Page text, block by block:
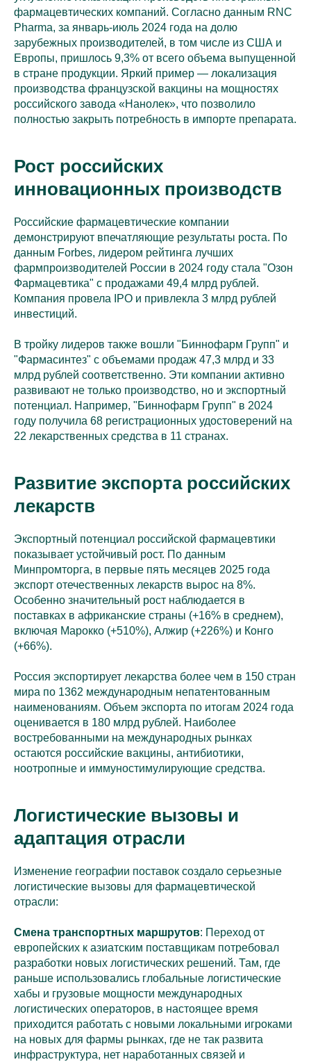
фармацевтических компаний. Согласно данным RNC
Pharma, за январь-июль 2024 года на долю
зарубежных производителей, в том числе из США и
Европы, пришлось 9,3% от всего объема выпущенной
в стране продукции. Яркий пример — локализация
производства французской вакцины на мощностях
российского завода «Нанолек», что позволило
полностью закрыть потребность в импорте препарата.
Рост российских
инновационных производств
Российские фармацевтические компании
демонстрируют впечатляющие результаты роста. По
данным Forbes, лидером рейтинга лучших
фармпроизводителей России в 2024 году стала "Озон
Фармацевтика" с продажами 49,4 млрд рублей.
Компания провела IPO и привлекла 3 млрд рублей
инвестиций.
В тройку лидеров также вошли "Биннофарм Групп" и
"Фармасинтез" с объемами продаж 47,3 млрд и 33
млрд рублей соответственно. Эти компании активно
развивают не только производство, но и экспортный
потенциал. Например, "Биннофарм Групп" в 2024
году получила 68 регистрационных удостоверений на
22 лекарственных средства в 11 странах.
Развитие экспорта российских
лекарств
Экспортный потенциал российской фармацевтики
показывает устойчивый рост. По данным
Минпромторга, в первые пять месяцев 2025 года
экспорт отечественных лекарств вырос на 8%.
Особенно значительный рост наблюдается в
поставках в африканские страны (+16% в среднем),
включая Марокко (+510%), Алжир (+226%) и Конго
(+66%).
Россия экспортирует лекарства более чем в 150 стран
мира по 1362 международным непатентованным
наименованиям. Объем экспорта по итогам 2024 года
оценивается в 180 млрд рублей. Наиболее
востребованными на международных рынках
остаются российские вакцины, антибиотики,
ноотропные и иммуностимулирующие средства.
Логистические вызовы и
адаптация отрасли
Изменение географии поставок создало серьезные
логистические вызовы для фармацевтической
отрасли:
Смена транспортных маршрутов: Переход от
европейских к азиатским поставщикам потребовал
разработки новых логистических решений. Там, где
раньше использовались глобальные логистические
хабы и грузовые мощности международных
логистических операторов, в настоящее время
приходится работать с новыми локальными игроками
на новых для фармы рынках, где не так развита
инфраструктура, нет наработанных связей и